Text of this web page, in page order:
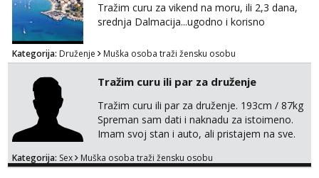
Tražim curu za vikend na moru, ili 2,3 dana,
srednja Dalmacija...ugodno i korisno
Kategorija: Druženje Muška osoba traži žensku osobu
Tražim curu ili par za druženje
Tražim curu ili par za druženje. 193cm / 87kg
Spreman sam dati i naknadu za istoimeno.
Imam svoj stan i auto, ali pristajem na sve.
brojeve. Molim Vas bez ponuda istog spola.
Kategorija: Sex Muška osoba traži žensku osobu